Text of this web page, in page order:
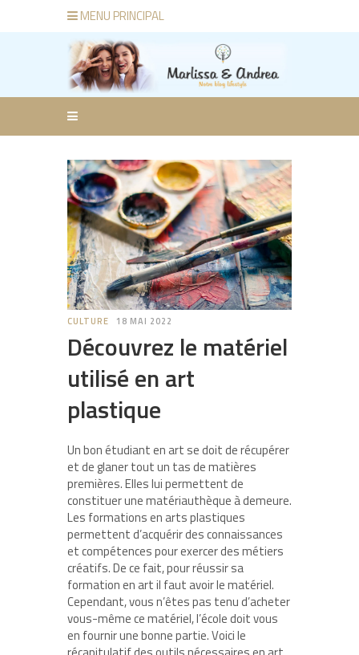
MENU PRINCIPAL
CULTURE 18 MAI 2022
Découvrez le matériel
utilisé en art
plastique
Un bon étudiant en art se doit de récupérer
et de glaner tout un tas de matières
premières. Elles lui permettent de
constituer une matériauthèque à demeure.
Les formations en arts plastiques
permettent d’acquérir des connaissances
et compétences pour exercer des métiers
créatifs. De ce fait, pour réussir sa
formation en art il faut avoir le matériel.
Cependant, vous n’êtes pas tenu d’acheter
vous-même ce matériel, l’école doit vous
en fournir une bonne partie. Voici le